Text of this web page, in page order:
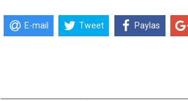
E-mail Tweet Paylas